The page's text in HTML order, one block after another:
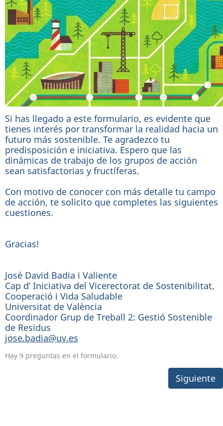
Si has llegado a este formulario, es evidente que
tienes interés por transformar la realidad hacia un
futuro más sostenible. Te agradezco tu
predisposición e iniciativa. Espero que las
dinámicas de trabajo de los grupos de acción
sean satisfactorias y fructíferas.
Con motivo de conocer con más detalle tu campo
de acción, te solicito que completes las siguientes
cuestiones.
Gracias!
José David Badia i Valiente
Cap d’ Iniciativa del Vicerectorat de Sostenibilitat,
Cooperació i Vida Saludable
Universitat de València
Coordinador Grup de Treball 2: Gestió Sostenible
de Residus
jose.badia@uv.es
Hay 9 preguntas en el formulario.
Siguiente